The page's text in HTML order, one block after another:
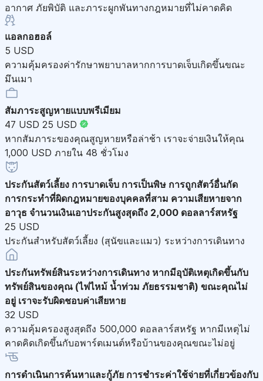
อากาศ ภัยพิบัติ และภาระผูกพันทางกฎหมายที่ไม่คาดคิด
แอลกอฮอล์
5 USD
ความคุ้มครองค่ารักษาพยาบาลหากการบาดเจ็บเกิดขึ้นขณะ
มึนเมา
สัมภาระสูญหายแบบพรีเมียม
47 USD 25 USD
หากสัมภาระของคุณสูญหายหรือล่าช้า เราจะจ่ายเงินให้คุณ
1,000 USD ภายใน 48 ชั่วโมง
ประกันสัตว์เลี้ยง การบาดเจ็บ การเป็นพิษ การถูกสัตว์อื่นกัด
การกระทำที่ผิดกฎหมายของบุคคลที่สาม ความเสียหายจาก
อาวุธ จำนวนเงินเอาประกันสูงสุดถึง 2,000 ดอลลาร์สหรัฐ
25 USD
ประกันสำหรับสัตว์เลี้ยง (สุนัขและแมว) ระหว่างการเดินทาง
ประกันทรัพย์สินระหว่างการเดินทาง หากมีอุบัติเหตุเกิดขึ้นกับ
ทรัพย์สินของคุณ (ไฟไหม้ น้ำท่วม ภัยธรรมชาติ) ขณะคุณไม่
อยู่ เราจะรับผิดชอบค่าเสียหาย
32 USD
ความคุ้มครองสูงสุดถึง 500,000 ดอลลาร์สหรัฐ หากมีเหตุไม่
คาดคิดเกิดขึ้นกับอพาร์ตเมนต์หรือบ้านของคุณขณะไม่อยู่
การดำเนินการค้นหาและกู้ภัย การชำระค่าใช้จ่ายที่เกี่ยวข้องกับ